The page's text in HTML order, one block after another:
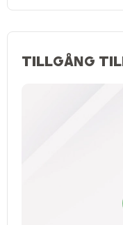
TILLGÅNG